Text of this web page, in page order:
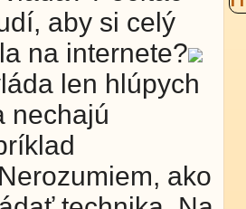
aby si celý
na internete?
len hlúpych
nechajú
ako